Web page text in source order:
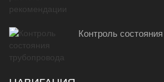
Контроль